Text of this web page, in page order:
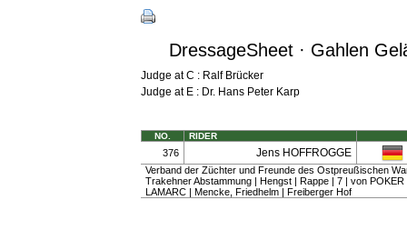
DressageSheet · Gahlen
Judge at C : Ralf Brücker
Judge at E : Dr. Hans Peter Karp
NO. RIDER
376 Jens HOFFROGGE
Verband der Züchter und Freunde des Ostpreußischen
Trakehner Abstammung | Hengst | Rappe | 7 | von POKER
LAMARC | Mencke, Friedhelm | Freiberger Hof